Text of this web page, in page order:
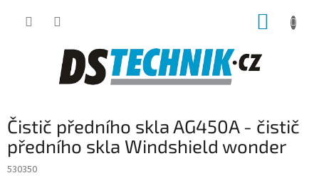
Čistič předního skla AG450A - čistič
předního skla Windshield wonder
530350